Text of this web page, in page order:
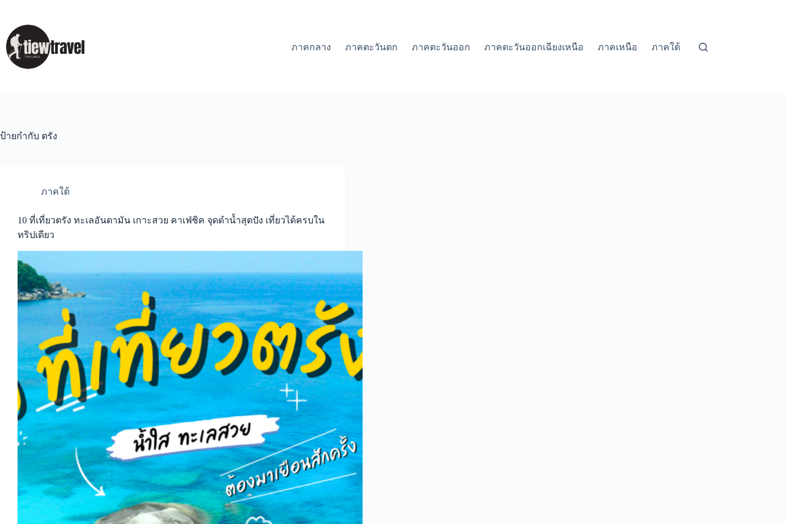
content
ภาคกลาง ภาคตะวันตก ภาคตะวันออก ภาคตะวันออกเฉียงเหนือ ภาคเหนือ ภาคใต้
ป้ายกำกับ ตรัง
ภาคใต้
10 ที่เที่ยวตรัง ทะเลอันดามัน เกาะสวย คาเฟ่ชิค จุดดำน้ำสุดปัง เที่ยวได้ครบใน
ทริปเดียว